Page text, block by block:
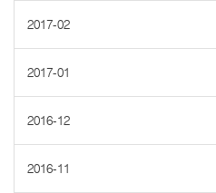
2017-02
2017-01
2016-12
2016-11